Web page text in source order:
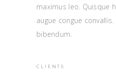
maximus leo. Quisque
augue congue
bibendum.
CLIENTS